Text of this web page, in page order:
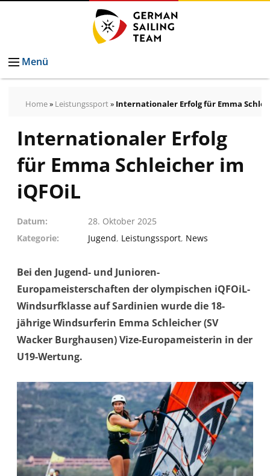
Menü
Home» Leistungssport» Internationaler Erfolg für Emma
Internationaler Erfolg
für Emma Schleicher im
iQFOiL
Datum
28. Oktober 2025
Kategorie
Jugend, Leistungssport, News
Bei den Jugend- und Junioren-
Europameisterschaften der olympischen iQFOiL-
Windsurfklasse auf Sardinien wurde die 18-
jährige Windsurferin Emma Schleicher (SV
Wacker Burghausen) Vize-Europameisterin in der
U19-Wertung.